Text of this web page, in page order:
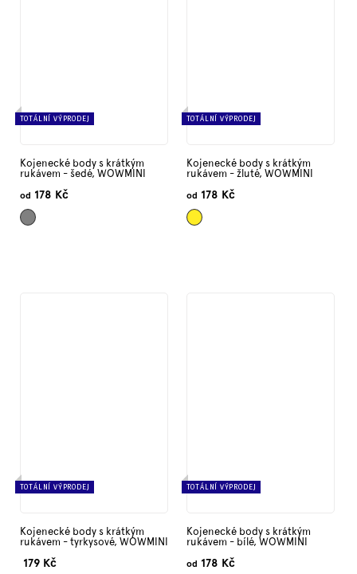
TOTÁLNÍ VÝPRODEJ
Kojenecké body s krátkým
rukávem - šedé, WOWMINI
od 178 Kč
Šedá
TOTÁLNÍ VÝPRODEJ
Kojenecké body s krátkým
rukávem - žluté, WOWMINI
od 178 Kč
Žlutá
TOTÁLNÍ VÝPRODEJ
Kojenecké body s krátkým
rukávem - tyrkysové, WOWMINI
179 Kč
TOTÁLNÍ VÝPRODEJ
Kojenecké body s krátkým
rukávem - bílé, WOWMINI
od 178 Kč